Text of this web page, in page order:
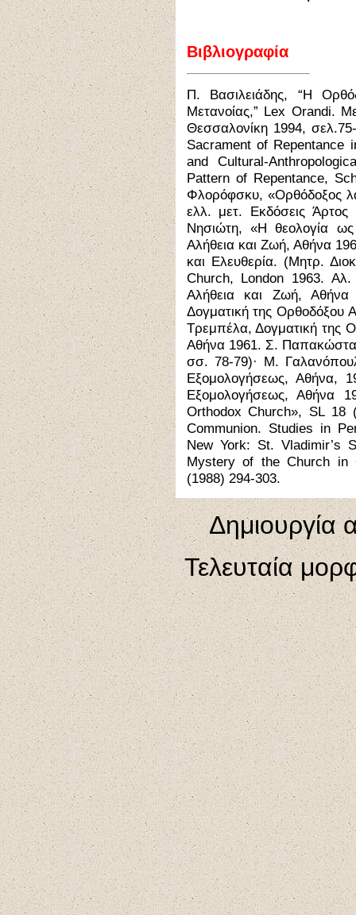
Βιβλιογραφία
Π. Βασιλειάδης, “Η
Μετανοίας,” Lex Orandi.
Θεσσαλονίκη1994, σελ
Sacrament of Repentance
and Cultural-
Pattern of Repentance,
Φλορόφσκυ, «Ορθόδοξος
ελλ. μετ. Εκδόσεις
Νησιώτη, «Η θεολογία ως
Αλήθεια και Ζωή, Αθήνα
και Ελευθερία. (Μητρ.
Church, London 1963. Αλ.
Αλήθεια και Ζωή,
Δογματική της Ορθοδόξου
Τρεμπέλα, Δογματική της
Αθήνα 1961. Σ.
σσ. 78-79)· M.
Εξομολογήσεως, Αθήνα,
Εξομολογήσεως, Αθήνα
Orthodox Church», SL 18
Communion. Studies in
New York: St. Vladimir’s
Mystery of the Church in
(1988) 294-303.
Δημιουργία
Τελευταία